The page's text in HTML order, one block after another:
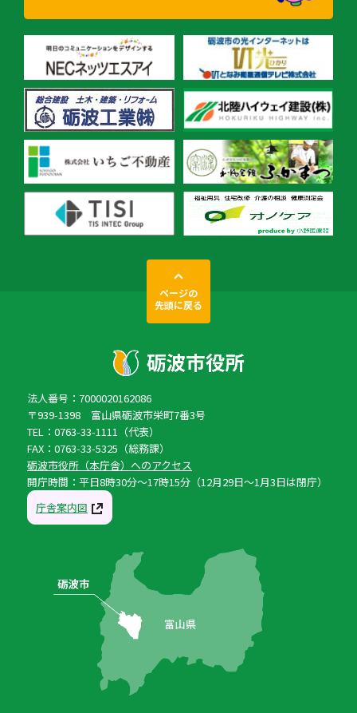
ページの
先頭に戻る
法人番号：7000020162086
〒939-1398 富山県砺波市栄町7番3号
TEL：0763-33-1111（代表）
FAX：0763-33-5325（総務課）
砺波市役所（本庁舎）へのアクセス
開庁時間：平日8時30分〜17時15分（12月29日〜1月3日は閉庁）
庁舎案内図